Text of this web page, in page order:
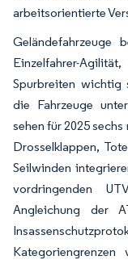
arbeitsorientierte
Geländefahrzeuge
Einzelfahrer-
Spurbreiten wichtig
die Fahrzeuge
sehen für 2025
Drosselklappen,
Seilwinden
vordringenden
Angleichung der